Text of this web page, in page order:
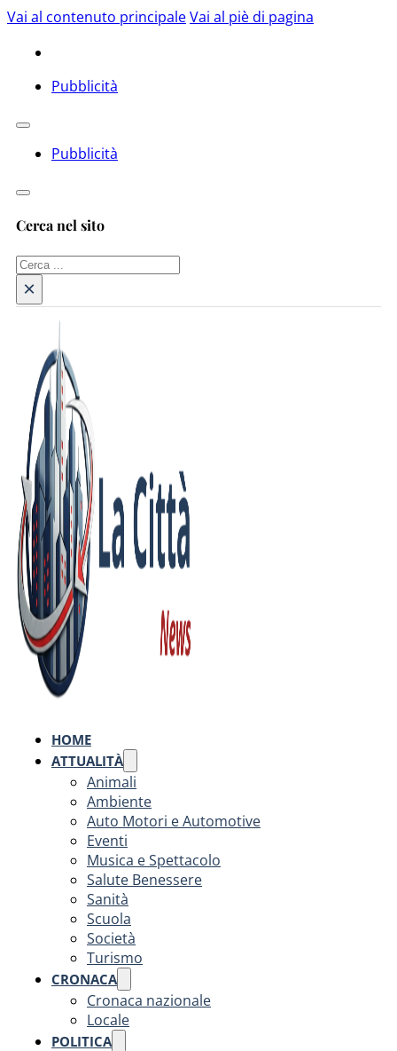
Vai al contenuto principaleVai al piè di pagina
Pubblicità
Pubblicità
Cerca nel sito
Cerca
×
HOME
ATTUALITÀ
Animali
Ambiente
Auto Motori e Automotive
Eventi
Musica e Spettacolo
Salute Benessere
Sanità
Scuola
Società
Turismo
CRONACA
Cronaca nazionale
Locale
POLITICA